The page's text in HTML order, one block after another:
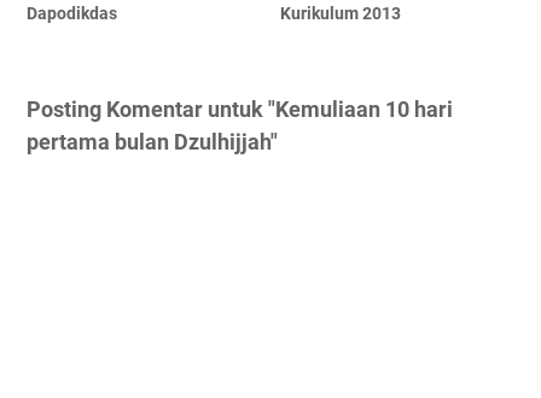
Dapodikdas
Kurikulum 2013
Posting Komentar untuk "Kemuliaan 10 hari
pertama bulan Dzulhijjah"